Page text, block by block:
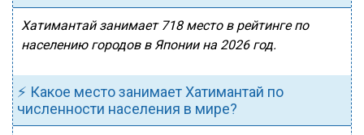
Хатимантай занимает 718 место в рейтинге по
населению городов в Японии на 2026 год.
⚡ Какое место занимает Хатимантай по
численности населения в мире?